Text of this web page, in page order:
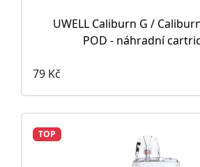
UWELL Caliburn G /
POD - náhradní
79 Kč
TOP